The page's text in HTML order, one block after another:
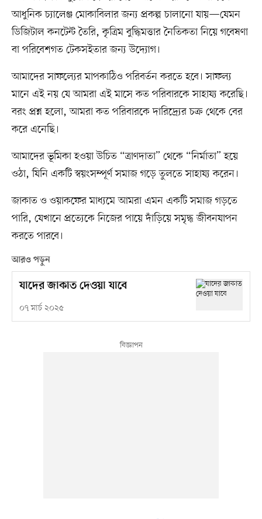
আধুনিক চ্যালেঞ্জ মোকাবিলার জন্য প্রকল্প চালানো যায়—যেমন
ডিজিটাল কনটেন্ট তৈরি, কৃত্রিম বুদ্ধিমত্তার নৈতিকতা নিয়ে গবেষণা
বা পরিবেশগত টেকসইতার জন্য উদ্যোগ।
আমাদের সাফল্যের মাপকাঠিও পরিবর্তন করতে হবে। সাফল্য
মানে এই নয় যে আমরা এই মাসে কত পরিবারকে সাহায্য করেছি।
বরং প্রশ্ন হলো, আমরা কত পরিবারকে দারিদ্র্যের চক্র থেকে বের
করে এনেছি।
আমাদের ভূমিকা হওয়া উচিত “ত্রাণদাতা” থেকে “নির্মাতা” হয়ে
ওঠা, যিনি একটি স্বয়ংসম্পূর্ণ সমাজ গড়ে তুলতে সাহায্য করেন।
জাকাত ও ওয়াকফের মাধ্যমে আমরা এমন একটি সমাজ গড়তে
পারি, যেখানে প্রত্যেকে নিজের পায়ে দাঁড়িয়ে সমৃদ্ধ জীবনযাপন
করতে পারবে।
আরও পড়ুন
যাদের জাকাত দেওয়া যাবে
০৭ মার্চ ২০২৫